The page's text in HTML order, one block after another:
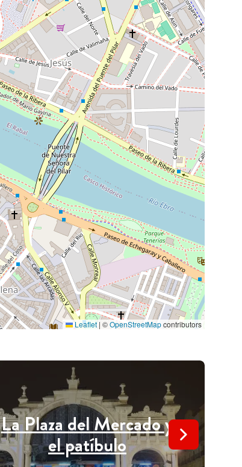
Leaflet | ©OpenStreetMapcontributors
La Plaza del Mercado y
el patíbulo